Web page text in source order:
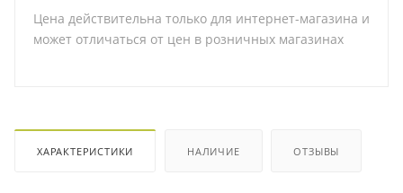
Цена действительна только для интернет-магазина и
может отличаться от цен в розничных магазинах
ХАРАКТЕРИСТИКИ НАЛИЧИЕ ОТЗЫВЫ